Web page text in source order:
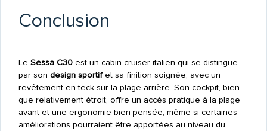
Conclusion
Le Sessa C30est un cabin-cruiser italien qui se distingue
par son design sportifet sa finition soignée, avec un
revêtement en teck sur la plage arrière. Son cockpit, bien
que relativement étroit, offre un accès pratique à la plage
avant et une ergonomie bien pensée, même si certaines
améliorations pourraient être apportées au niveau du